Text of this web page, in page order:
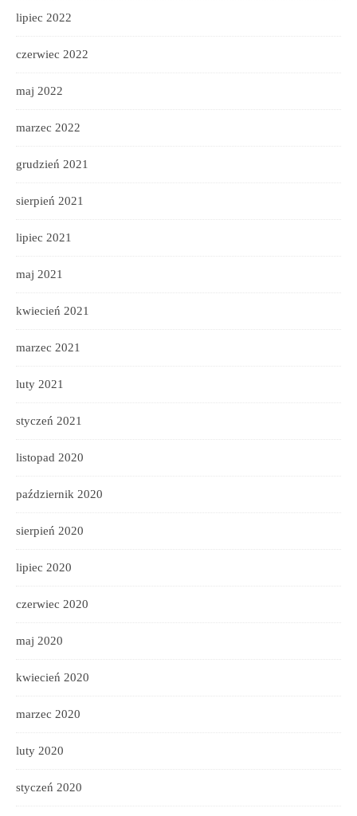
lipiec 2022
czerwiec 2022
maj 2022
marzec 2022
grudzień 2021
sierpień 2021
lipiec 2021
maj 2021
kwiecień 2021
marzec 2021
luty 2021
styczeń 2021
listopad 2020
październik 2020
sierpień 2020
lipiec 2020
czerwiec 2020
maj 2020
kwiecień 2020
marzec 2020
luty 2020
styczeń 2020